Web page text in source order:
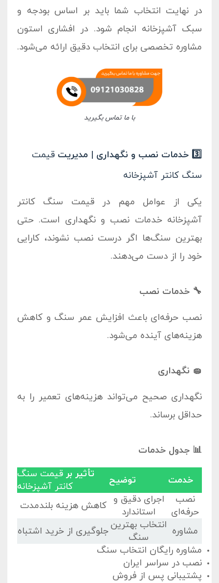
در نهایت انتخاب شما باید بر اساس بودجه و
سبک آشپزخانه انجام شود. در افشاری استون
مشاوره تخصصی برای انتخاب دقیق ارائه می‌شود.
با ما تماس بگیرید
3️⃣ خدمات نصب و نگهداری | مدیریت
قیمت
سنگ کانتر آشپزخانه
یکی از عوامل مهم درقیمت سنگ کانتر
آشپزخانه خدمات نصب و نگهداری است. حتی
بهترین سنگ‌ها اگر درست نصب نشوند، کارایی
خود را از دست می‌دهند.
🔧 خدمات نصب
نصب حرفه‌ای باعث افزایش عمر سنگ و کاهش
هزینه‌های آینده می‌شود.
🧽 نگهداری
نگهداری صحیح می‌تواند هزینه‌های تعمیر را به
حداقل برساند.
📊 جدول خدمات
خدمت توضیح تأثیر بر قیمت سنگ
کانتر آشپزخانه
نصب
حرفه‌ای
اجرای دقیق و
استاندارد
کاهش هزینه بلندمدت
مشاوره انتخاب بهترین
سنگ
جلوگیری از خرید اشتباه
مشاوره رایگان انتخاب سنگ
نصب در سراسر ایران
پشتیبانی پس از فروش